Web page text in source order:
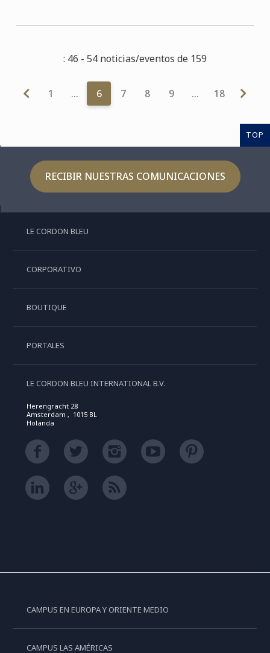
: 46 - 54 noticias/eventos de 159
1 … 6 7 8 9 … 18
TOP
RECIBIR NUESTRAS COMUNICACIONES
LE CORDON BLEU
CORPORATIVO
BOUTIQUE
PORTALES
LE CORDON BLEU INTERNATIONAL B.V.
Herengracht 28
Amsterdam , 1015 BL
Holanda
CAMPUS EN EUROPA Y ORIENTE MEDIO
CAMPUS LAS AMÉRICAS